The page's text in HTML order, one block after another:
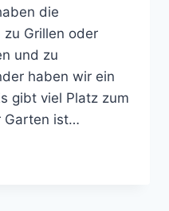
die
zu Grillen oder
und zu
haben wir ein
gibt viel Platz zum
Garten ist…